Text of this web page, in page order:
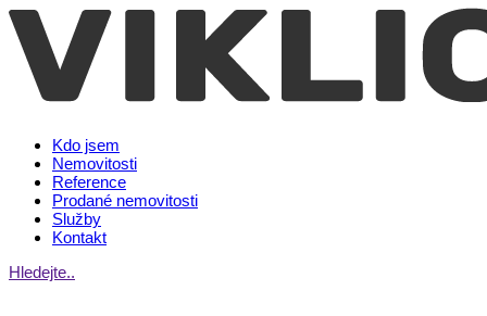
Kdo jsem
Nemovitosti
Reference
Prodané nemovitosti
Služby
Kontakt
Hledejte..